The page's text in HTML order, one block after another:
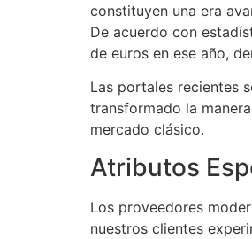
constituyen una era
De acuerdo con
de euros en ese año,
Las portales recientes
transformado la
mercado clásico.
Atributos
Los proveedores
nuestros clientes